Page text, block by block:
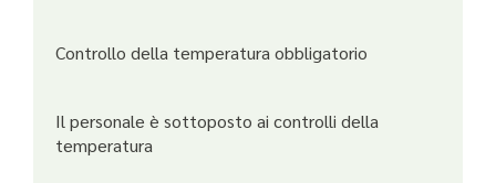
Controllo della temperatura obbligatorio
Il personale è sottoposto ai controlli della
temperatura